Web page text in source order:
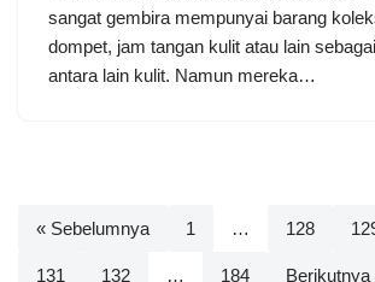
sangat gembira mempunyai barang
dompet, jam tangan kulit atau lain
antara lain kulit. Namun mereka…
« Sebelumnya 1 … 128
131 132 … 184 Berikutnya